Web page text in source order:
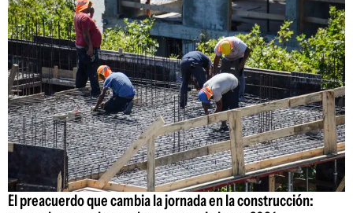
El preacuerdo que cambia la jornada en la construcción: